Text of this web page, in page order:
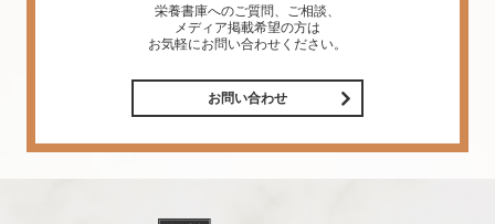
栄養書庫へのご質問、ご相談、
メディア掲載希望の方は
お気軽にお問い合わせください。
お問い合わせ